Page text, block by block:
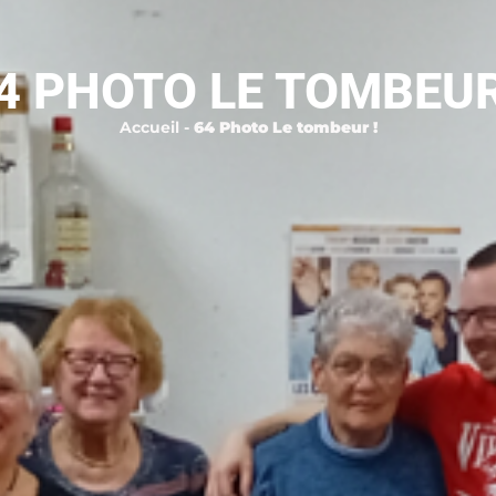
PHOTO LE
Accueil - 64 Photo Le tombeur !